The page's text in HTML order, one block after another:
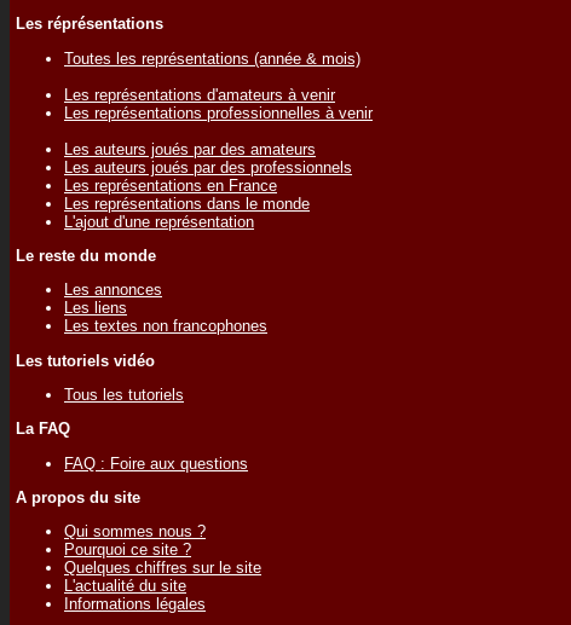
Les réprésentations
Toutes les représentations (année & mois)
Les représentations d'amateurs à venir
Les représentations professionnelles à venir
Les auteurs joués par des amateurs
Les auteurs joués par des professionnels
Les représentations en France
Les représentations dans le monde
L'ajout d'une représentation
Le reste du monde
Les annonces
Les liens
Les textes non francophones
Les tutoriels vidéo
Tous les tutoriels
La FAQ
FAQ : Foire aux questions
A propos du site
Qui sommes nous ?
Pourquoi ce site ?
Quelques chiffres sur le site
L'actualité du site
Informations légales